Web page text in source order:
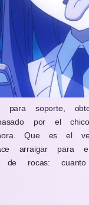
soporte,
por el
Que es el
para
de rocas: